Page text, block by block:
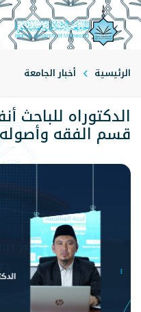
الرئيسية أخبار الجامعة
الدكتوراه للباحث
قسم الفقه وأصوله